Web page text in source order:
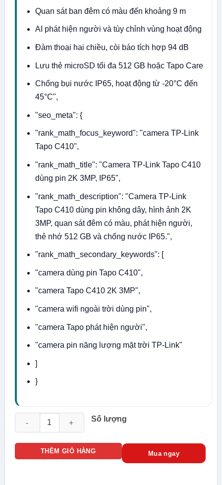
Quan sát ban đêm có màu đến khoảng 9 m
AI phát hiện người và tùy chỉnh vùng hoạt động
Đàm thoại hai chiều, còi báo tích hợp 94 dB
Lưu thẻ microSD tối đa 512 GB hoặc Tapo Care
Chống bụi nước IP65, hoạt động từ -20°C đến
45°C",
"seo_meta": {
"rank_math_focus_keyword": "camera TP-Link
Tapo C410",
"rank_math_title": "Camera TP-Link Tapo C410
dùng pin 2K 3MP, IP65",
"rank_math_description": "Camera TP-Link
Tapo C410 dùng pin không dây, hình ảnh 2K
3MP, quan sát đêm có màu, phát hiện người,
thẻ nhớ 512 GB và chống nước IP65.",
"rank_math_secondary_keywords": [
"camera dùng pin Tapo C410",
"camera Tapo C410 2K 3MP",
"camera wifi ngoài trời dùng pin",
"camera Tapo phát hiện người",
"camera pin năng lượng mặt trời TP-Link"
]
}
Số lượng
Camera dùng pin 2K 3MP TP-Link Tapo C410 số lượng
THÊM GIỎ HÀNG Mua ngay